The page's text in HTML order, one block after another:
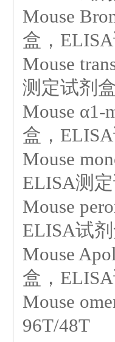
Mouse
盒，
Mouse
测定试剂
Mouse
盒，
Mouse
ELISA测
Mouse
ELISA试
Mouse
盒，
Mouse
96T/48T